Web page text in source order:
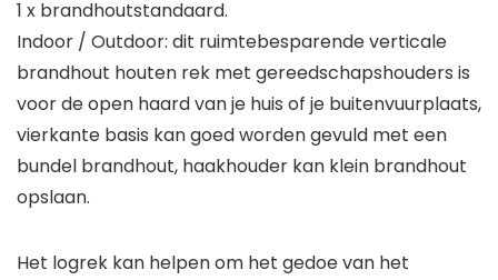
1 x brandhoutstandaard.
Indoor / Outdoor: dit ruimtebesparende verticale
brandhout houten rek met gereedschapshouders is
voor de open haard van je huis of je buitenvuurplaats,
vierkante basis kan goed worden gevuld met een
bundel brandhout, haakhouder kan klein brandhout
opslaan.
Het logrek kan helpen om het gedoe van het